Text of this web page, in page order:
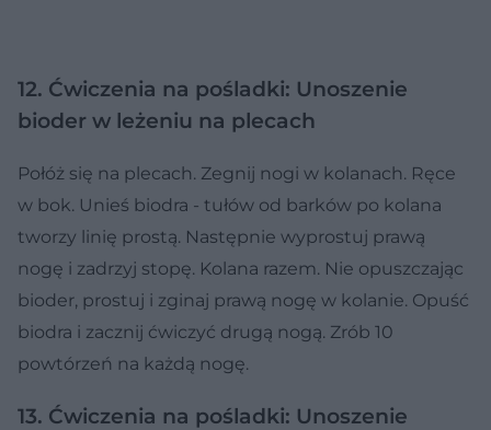
12. Ćwiczenia na pośladki: Unoszenie
bioder w leżeniu na plecach
Połóż się na plecach. Zegnij nogi w kolanach. Ręce
w bok. Unieś biodra - tułów od barków po kolana
tworzy linię prostą. Następnie wyprostuj prawą
nogę i zadrzyj stopę. Kolana razem. Nie opuszczając
bioder, prostuj i zginaj prawą nogę w kolanie. Opuść
biodra i zacznij ćwiczyć drugą nogą. Zrób 10
powtórzeń na każdą nogę.
13. Ćwiczenia na pośladki: Unoszenie